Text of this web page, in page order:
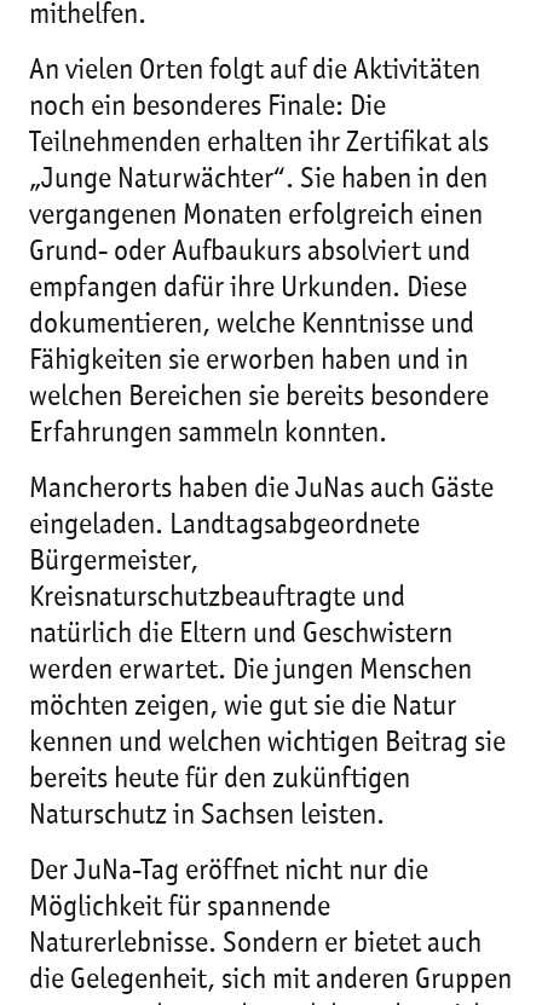
mithelfen.
An vielen Orten folgt auf die Aktivitäten
noch ein besonderes Finale: Die
Teilnehmenden erhalten ihr Zertifikat als
„Junge Naturwächter“. Sie haben in den
vergangenen Monaten erfolgreich einen
Grund- oder Aufbaukurs absolviert und
empfangen dafür ihre Urkunden. Diese
dokumentieren, welche Kenntnisse und
Fähigkeiten sie erworben haben und in
welchen Bereichen sie bereits besondere
Erfahrungen sammeln konnten.
Mancherorts haben die JuNas auch Gäste
eingeladen. Landtagsabgeordnete
Bürgermeister,
Kreisnaturschutzbeauftragte und
natürlich die Eltern und Geschwistern
werden erwartet. Die jungen Menschen
möchten zeigen, wie gut sie die Natur
kennen und welchen wichtigen Beitrag sie
bereits heute für den zukünftigen
Naturschutz in Sachsen leisten.
Der JuNa-Tag eröffnet nicht nur die
Möglichkeit für spannende
Naturerlebnisse. Sondern er bietet auch
die Gelegenheit, sich mit anderen Gruppen